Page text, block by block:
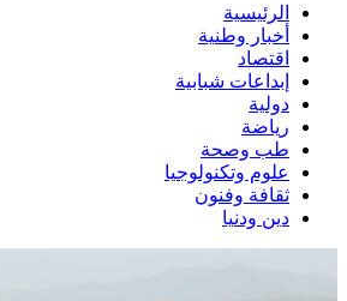
الرئيسية
أخبار وطنية
اقتصاد
إبداعات شبابية
دولية
رياضة
طب وصحة
علوم وتكنولوجيا
ثقافة وفنون
دين ودنيا